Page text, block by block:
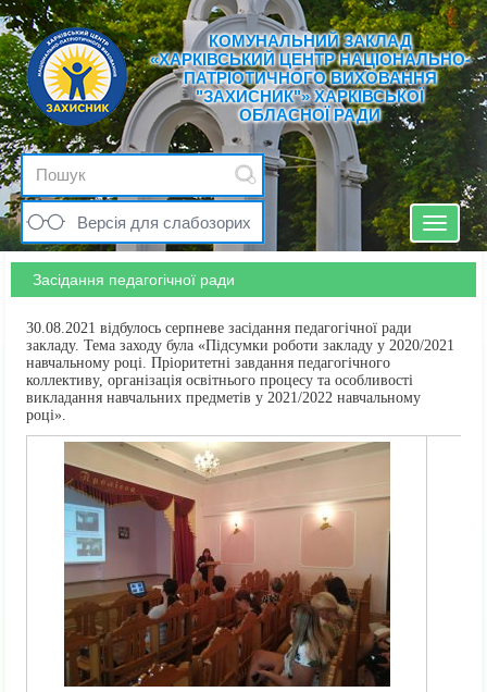
КОМУНАЛЬНИЙ ЗАКЛАД
«ХАРКІВСЬКИЙ ЦЕНТР НАЦІОНАЛЬНО-
ПАТРІОТИЧНОГО ВИХОВАННЯ
"ЗАХИСНИК"» ХАРКІВСЬКОЇ
ОБЛАСНОЇ РАДИ
Версія для слабозорих
Toggle
Засідання педагогічної ради
30.08.2021 відбулось серпневе засідання педагогічної ради
закладу. Тема заходу була «Підсумки роботи закладу у 2020/2021
навчальному році. Пріоритетні завдання педагогічного
коллективу, організація освітнього процесу та особливості
викладання навчальних предметів у 2021/2022 навчальному
році».